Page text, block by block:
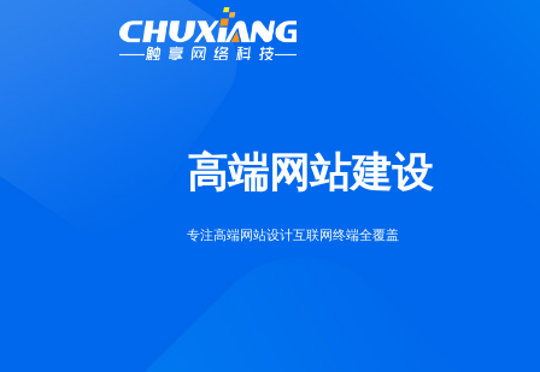
高端网站建设
专注高端网站设计互联网终端全覆盖